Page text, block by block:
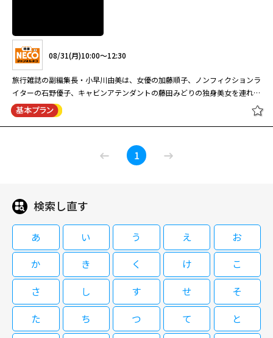
08/26(水)06:20～07:00
浅草にある老舗旅館の若旦那・雪斗と、彼に幼い頃から恋心を抱く板前修業
中の女性・依音（いお）の甘い新婚生活が描かれる。 電撃結婚した男女の
波乱の新婚生活を描く、こだちの人気漫画を実写化。ミュージカルでも活躍
する高野洸が、冷静な仕事モードと人間くさい夫としてのギャップをコミカ
海）は、悲嘆する自分に金平糖をくれた若旦那の雪斗（高野洸）を密かに想
い続けていた。亡父を継ぎ板前修業中の依音は、雪斗の見合い話にも平静を
[字]過保護な若旦那様の甘やかし婚
08/27(木)06:00～06:40
浅草にある老舗旅館の若旦那・雪斗と、彼に幼い頃から恋心を抱く板前修業
中の女性・依音（いお）の甘い新婚生活が描かれる。 電撃結婚した男女の
波乱の新婚生活を描く、こだちの人気漫画を実写化。ミュージカルでも活躍
する高野洸が、冷静な仕事モードと人間くさい夫としてのギャップをコミカ
ルに好演する話題作。老舗旅館の板長の父を幼い頃に亡くした依音（井頭愛
海）は、悲嘆する自分に金平糖をくれた若旦那の雪斗（高野洸）を密かに想
い続けていた。亡父を継ぎ板前修業中の依音は、雪斗の見合い話にも平静を
装うが、偶然が重なり二人きりで過ごした翌朝、彼から求婚される。
[字]過保護な若旦那様の甘やかし婚
#5
参加したコンテスト番組。第13回のゲストはTHE ALFEE。本編放送時には1
曲のみだったが、別冊版として全5曲を放送。 It's For you メリーアン Ticket
To Ride 幻夜祭 星空のディスタンス
08/31(月)10:00～12:30
旅行雑誌の副編集長・小早川由美は、女優の加藤順子、ノンフィクションラ
イターの石野優子、キャビンアテンダントの藤田みどりの独身美女を連れ、
取材の旅に出る。京都についた由美たちは名所を楽しむが、不審な事故に立
て続けに見舞われてしまう。さらに、以前書いたルポの事で誰かに脅されて
を中止して東京に戻るが、次の悲劇が待っていた…。
京都グルメ旅行殺人事件
08/31(月)10:00～12:30
旅行雑誌の副編集長・小早川由美は、女優の加藤順子、ノンフィクションラ
イターの石野優子、キャビンアテンダントの藤田みどりの独身美女を連れ、
取材の旅に出る。京都についた由美たちは名所を楽しむが、不審な事故に立
て続けに見舞われてしまう。さらに、以前書いたルポの事で誰かに脅されて
いると話していた優子が部屋で死んでいるのが発見される。由美たちは取材
を中止して東京に戻るが、次の悲劇が待っていた…。
閉じる
1
検索し直す
あ い う え
お
か
き く け
こ
さ
し す せ
そ
た
ち つ て
と